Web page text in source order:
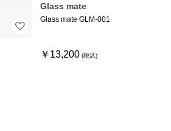
Glass mate
Glass mate GLM-001
￥13,200